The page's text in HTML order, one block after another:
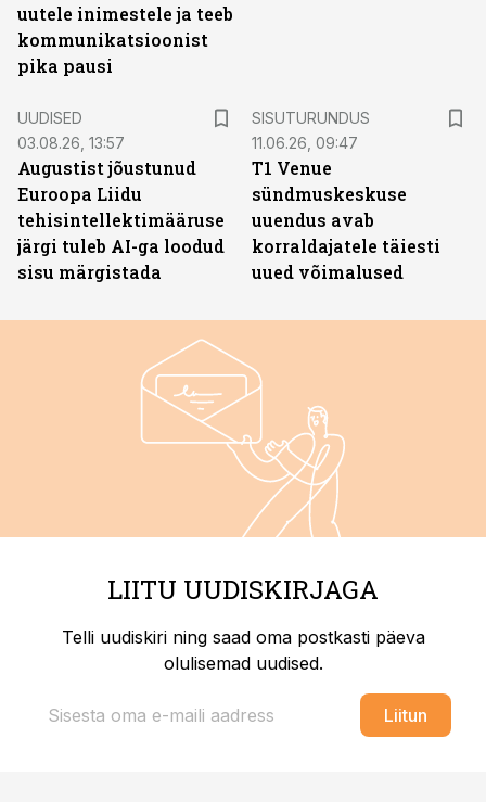
uutele inimestele ja teeb
kommunikatsioonist
pika pausi
UUDISED
03.08.26, 13:57
Augustist jõustunud
Euroopa Liidu
tehisintellektimääruse
järgi tuleb AI-ga loodud
sisu märgistada
SISUTURUNDUS
11.06.26, 09:47
T1 Venue
sündmuskeskuse
uuendus avab
korraldajatele täiesti
uued võimalused
LIITU UUDISKIRJAGA
Telli uudiskiri ning saad oma postkasti päeva
olulisemad uudised.
Liitun